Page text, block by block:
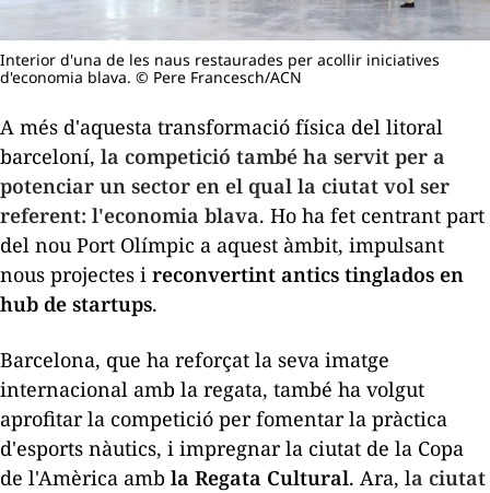
Interior d'una de les naus restaurades per acollir iniciatives
d'economia blava. © Pere Francesch/ACN
A més d'aquesta transformació física del litoral
barceloní, la competició també ha servit per a
potenciar un sector en el qual la ciutat vol ser
referent: l'economia blava. Ho ha fet centrant part
del nou Port Olímpic a aquest àmbit, impulsant
nous projectes i reconvertint antics tinglados en
hub de startups.
Barcelona, que ha reforçat la seva imatge
internacional amb la regata, també ha volgut
aprofitar la competició per fomentar la pràctica
d'esports nàutics, i impregnar la ciutat de la Copa
de l'Amèrica amb la Regata Cultural. Ara, la ciutat